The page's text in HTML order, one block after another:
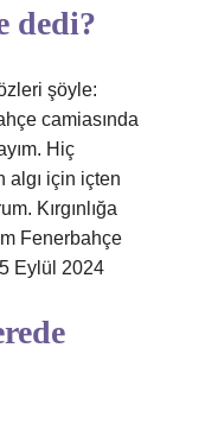
dedi?
şöyle:
camiasında
Hiç
algı için içten
Kırgınlığa
Fenerbahçe
Eylül 2024